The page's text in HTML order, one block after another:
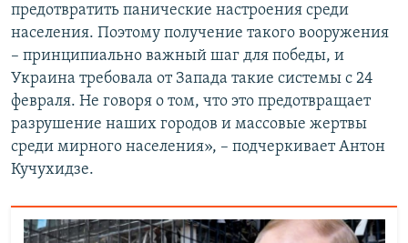
предотвратить панические настроения среди
населения. Поэтому получение такого вооружения
– принципиально важный шаг для победы, и
Украина требовала от Запада такие системы с 24
февраля. Не говоря о том, что это предотвращает
разрушение наших городов и массовые жертвы
среди мирного населения», – подчеркивает Антон
Кучухидзе.